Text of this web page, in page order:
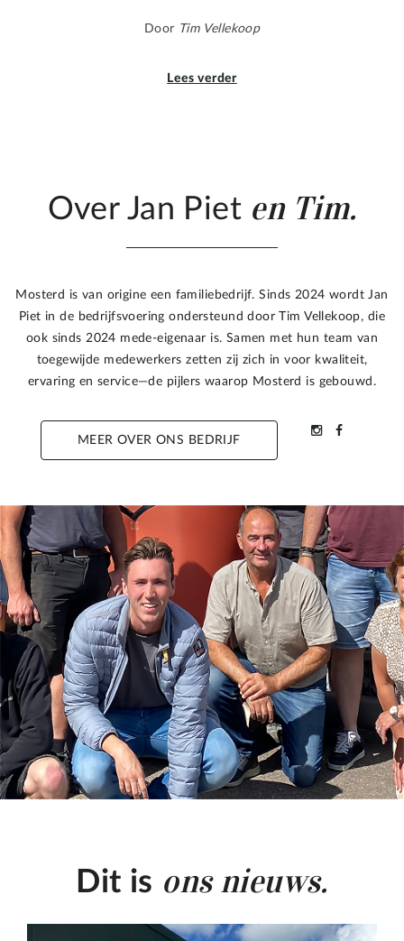
Door Tim Vellekoop
Lees verder
Over Jan Piet en Tim.
Mosterd is van origine een familiebedrijf. Sinds 2024 wordt Jan
Piet in de bedrijfsvoering ondersteund door Tim Vellekoop, die
ook sinds 2024 mede-eigenaar is. Samen met hun team van
toegewijde medewerkers zetten zij zich in voor kwaliteit,
ervaring en service—de pijlers waarop Mosterd is gebouwd.
MEER OVER ONS BEDRIJF
Dit is ons nieuws.